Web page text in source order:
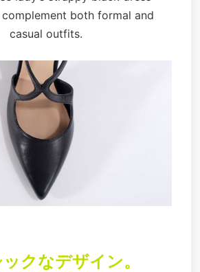
both formal and
casual outfits.
クなデザイン。